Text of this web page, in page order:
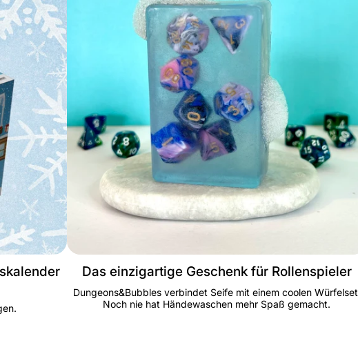
Das einzigartige Geschenk für Rollenspieler
Dungeons&Bubbles verbindet Seife mit einem coolen
Noch nie hat Händewaschen mehr Spaß gemacht.